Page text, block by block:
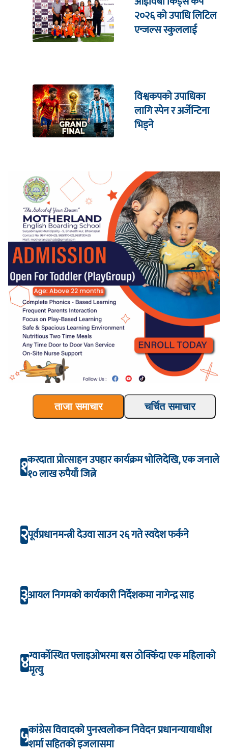
२०२६ को उपाधि लिटिल
एन्जल्स स्कुललाई
विश्वकपको उपाधिका
लागि स्पेन र अर्जेन्टिना
भिड्ने
ताजा समाचार चर्चित समाचार
१करदाता प्रोत्साहन उपहार कार्यक्रम भाेलिदेखि, एक जनाले
१० लाख रुपैयाँ जित्ने
२पूर्वप्रधानमन्त्री देउवा साउन २६ गते स्वदेश फर्कने
३आयल निगमको कार्यकारी निर्देशकमा नागेन्द्र साह
४ग्वार्कोस्थित फ्लाइओभरमा बस ठोक्किँदा एक महिलाको
मृत्यु
५कांग्रेस विवादको पुनरवलोकन निवेदन प्रधानन्यायाधीश
शर्मा सहितको इजलासमा